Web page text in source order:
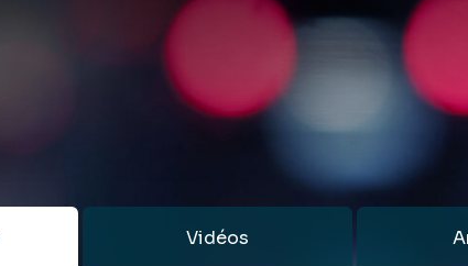
Vidéos